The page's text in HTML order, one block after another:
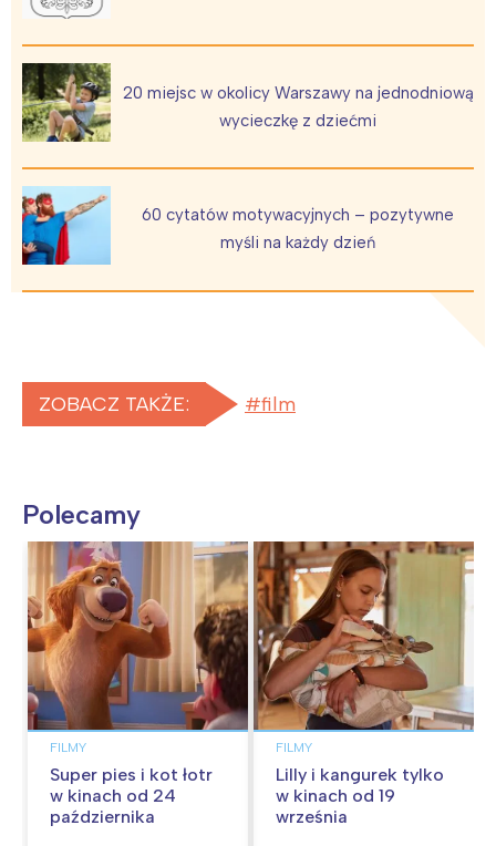
20 miejsc w okolicy Warszawy na jednodniową
wycieczkę z dziećmi
60 cytatów motywacyjnych – pozytywne
myśli na każdy dzień
ZOBACZ TAKŻE: film
Polecamy
FILMY
Super pies i kot łotr
w kinach od 24
października
FILMY
Lilly i kangurek tylko
w kinach od 19
września